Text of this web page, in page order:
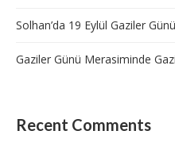
Solhan’da 19 Eylül Gaziler
Gaziler Günü Merasiminde
Recent Comments